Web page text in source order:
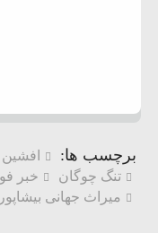
برچسب ها: افشین
تنگ چوگان
خبر
میراث جهانی بیشاپور